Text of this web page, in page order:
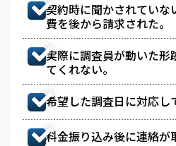
契約時に聞かされていな
費を後から請求された。
実際に調査員が動いた形
てくれない。
希望した調査日に対応し
料金振り込み後に連絡が